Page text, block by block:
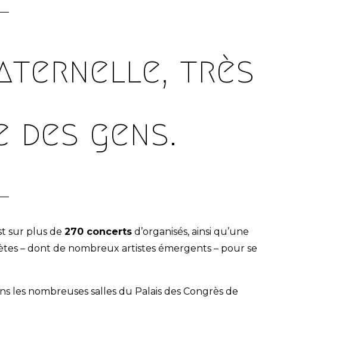
très
gens.
sur plus de 270 concerts d’organisés, ainsi qu’une
– dont de nombreux artistes émergents – pour se
les nombreuses salles du Palais des Congrès de